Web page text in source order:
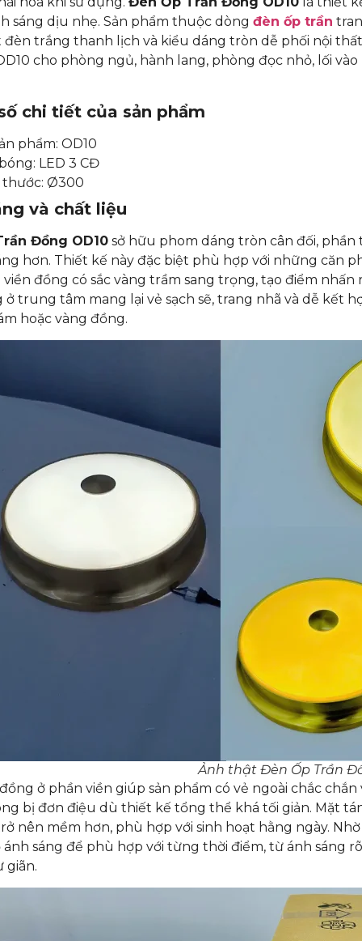
sáng dịu nhẹ. Sản phẩm thuộc dòng đèn ốp trần
đèn trắng thanh lịch và kiểu dáng tròn dễ phối nội
cho phòng ngủ, hành lang, phòng đọc nhỏ, lối
chi tiết của sản phẩm
phẩm: OD10
LED 3 CĐ
thước: Ø300
và chất liệu
Đồng OD10sở hữu phom dáng tròn cân đối, phần
hơn. Thiết kế này đặc biệt phù hợp với những căn
viền đồng có sắc vàng trầm sang trọng, tạo điểm
trung tâm mang lại vẻ sạch sẽ, trang nhã và dễ kết
hoặc vàng đồng.
Ảnh thật Đèn Ốp Trần
ở phần viền giúp sản phẩm có vẻ ngoài chắc
bị đơn điệu dù thiết kế tổng thể khá tối giản. Mặt
nên mềm hơn, phù hợp với sinh hoạt hằng ngày.
ánh sáng để phù hợp với từng thời điểm, từ ánh sáng
giãn.